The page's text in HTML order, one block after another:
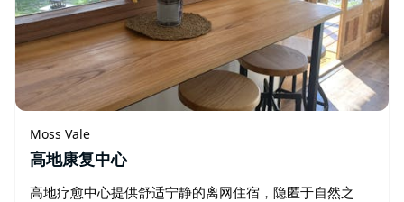
Moss Vale
高地康复中心
高地疗愈中心提供舒适宁静的离网住宿，隐匿于自然之